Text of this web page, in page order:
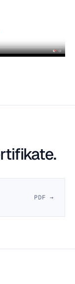
PDF →